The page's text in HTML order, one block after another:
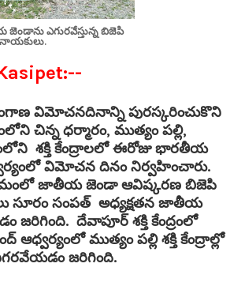
ఎగురవేస్తున్న బిజెపి
నాయకులు.
విమోచనదినాన్ని పురస్కరించుకొని
చిన్న ధర్మారం, ముత్యం పల్లి,
శక్తి కేంద్రాలలో ఈరోజు భారతీయ
విమోచన దినం నిర్వహించారు.
జాతీయ జెండా ఆవిష్కరణ బిజెపి
సూరం సంపత్ అధ్యక్షతన జాతీయ
జరిగింది. దేవాపూర్ శక్తి కేంద్రంలో
ముత్యం పల్లి శక్తి కేంద్రాల్లో
జరిగింది.